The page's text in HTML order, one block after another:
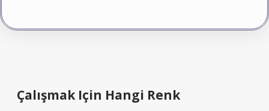
Çalışmak Için Hangi Renk